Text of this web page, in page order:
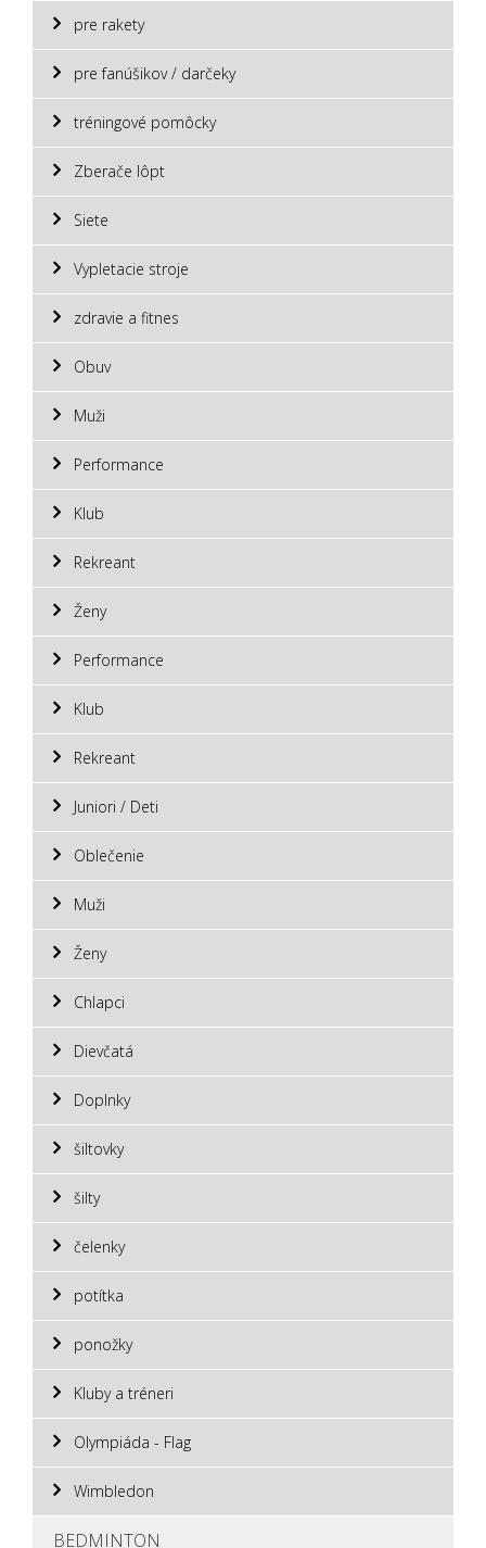
pre rakety
pre fanúšikov / darčeky
tréningové pomôcky
Zberače lôpt
Siete
Vypletacie stroje
zdravie a fitnes
Obuv
Muži
Performance
Klub
Rekreant
Ženy
Performance
Klub
Rekreant
Juniori / Deti
Oblečenie
Muži
Ženy
Chlapci
Dievčatá
Doplnky
šiltovky
šilty
čelenky
potítka
ponožky
Kluby a tréneri
Olympiáda - Flag
Wimbledon
BEDMINTON